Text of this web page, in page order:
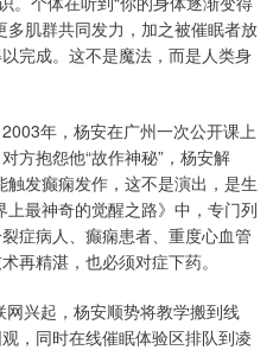
多肌群共同发力，加之被催眠者放
完成。这不是魔法，而是人类身
年，杨安在广州一次公开课上
方抱怨他“故作神秘”，杨安解
发癫痫发作，这不是演出，是生
最神奇的觉醒之路》中，专门列
症病人、癫痫患者、重度心血管
再精湛，也必须对症下药。
兴起，杨安顺势将教学搬到线
，同时在线催眠体验区排队到凌